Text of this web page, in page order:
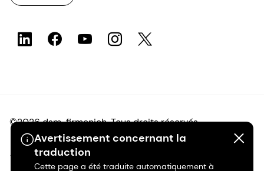
Avertissement concernant la
traduction
Cette page a été traduite automatiquement à
©2026 dsm-firmenich. Tous droits réservés.
Avis de confidentialité